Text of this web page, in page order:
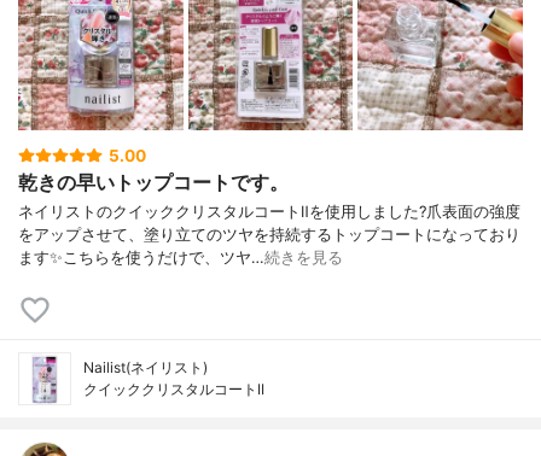
5.00
乾きの早いトップコートです。
ネイリストのクイッククリスタルコートⅡを使用しました?爪表面の強度
をアップさせて、塗り立てのツヤを持続するトップコートになっており
ます✨こちらを使うだけで、ツヤ…続きを見る
Nailist(ネイリスト)
クイッククリスタルコートII